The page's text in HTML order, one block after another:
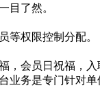
目了然。
等权限控制分配。
，会员日祝福，入
业务是专门针对